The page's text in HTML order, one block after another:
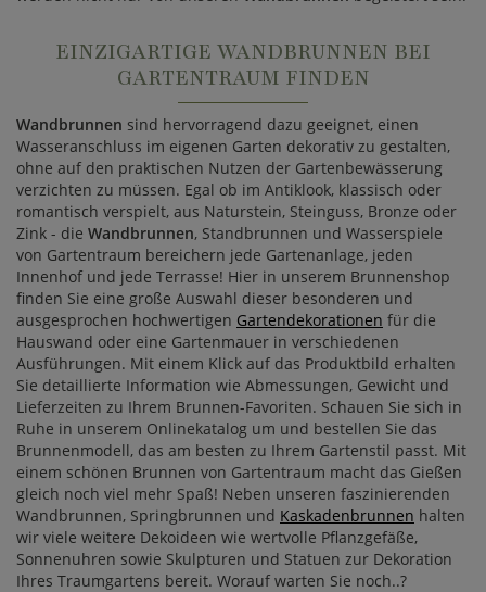
EINZIGARTIGE WANDBRUNNEN BEI
GARTENTRAUM FINDEN
Wandbrunnen sind hervorragend dazu geeignet, einen
Wasseranschluss im eigenen Garten dekorativ zu gestalten,
ohne auf den praktischen Nutzen der Gartenbewässerung
verzichten zu müssen. Egal ob im Antiklook, klassisch oder
romantisch verspielt, aus Naturstein, Steinguss, Bronze oder
Zink - die Wandbrunnen, Standbrunnen und Wasserspiele
von Gartentraum bereichern jede Gartenanlage, jeden
Innenhof und jede Terrasse! Hier in unserem Brunnenshop
finden Sie eine große Auswahl dieser besonderen und
ausgesprochen hochwertigen Gartendekorationen für die
Hauswand oder eine Gartenmauer in verschiedenen
Ausführungen. Mit einem Klick auf das Produktbild erhalten
Sie detaillierte Information wie Abmessungen, Gewicht und
Lieferzeiten zu Ihrem Brunnen-Favoriten. Schauen Sie sich in
Ruhe in unserem Onlinekatalog um und bestellen Sie das
Brunnenmodell, das am besten zu Ihrem Gartenstil passt. Mit
einem schönen Brunnen von Gartentraum macht das Gießen
gleich noch viel mehr Spaß! Neben unseren faszinierenden
Wandbrunnen, Springbrunnen und Kaskadenbrunnen halten
wir viele weitere Dekoideen wie wertvolle Pflanzgefäße,
Sonnenuhren sowie Skulpturen und Statuen zur Dekoration
Ihres Traumgartens bereit. Worauf warten Sie noch..?